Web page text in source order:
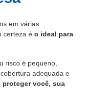
em várias
certeza é o ideal para
risco é pequeno,
adequada e
você, sua